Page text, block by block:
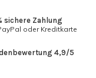
sichere Zahlung
oder Kreditkarte
4,9/5